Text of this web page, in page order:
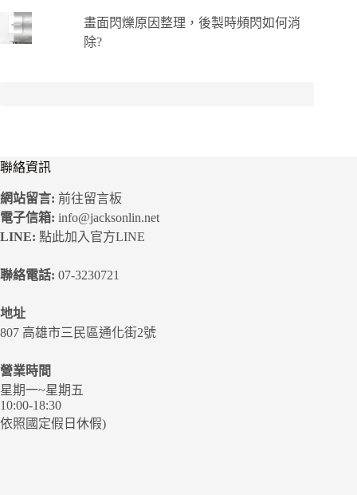
畫面閃爍原因整理，後製時頻閃如何消
除?
聯絡資訊
網站留言: 前往留言板
電子信箱: info@jacksonlin.net
LINE: 點此加入官方LINE
聯絡電話: 07-3230721
地址
807 高雄市三民區通化街2號
營業時間
星期一~星期五
10:00-18:30
依照國定假日休假)